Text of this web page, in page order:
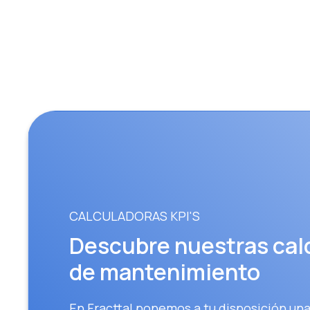
CALCULADORAS KPI'S
Descubre nuestras
de mantenimiento